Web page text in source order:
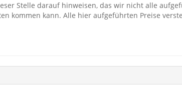
Stelle darauf hinweisen, das wir nicht alle
kommen kann. Alle hier aufgeführten Preise